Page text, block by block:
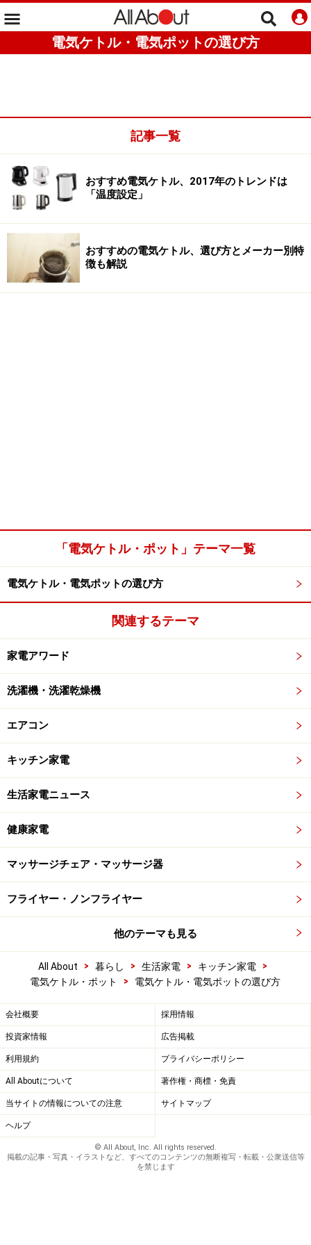
電気ケトル・電気ポットの選び方
記事一覧
おすすめ電気ケトル、2017年のトレンドは
「温度設定」
おすすめの電気ケトル、選び方とメーカー別特
徴も解説
「電気ケトル・ポット」テーマ一覧
電気ケトル・電気ポットの選び方
関連するテーマ
家電アワード
洗濯機・洗濯乾燥機
エアコン
キッチン家電
生活家電ニュース
健康家電
マッサージチェア・マッサージ器
フライヤー・ノンフライヤー
他のテーマも見る
All About > 暮らし > 生活家電 > キッチン家電
>
電気ケトル・ポット
> 電気ケトル・電気ポットの選び方
会社概要 採用情報
投資家情報 広告掲載
利用規約 プライバシーポリシー
All Aboutについて 著作権・商標・免責
当サイトの情報についての注意 サイトマップ
ヘルプ
© All About, Inc. All rights reserved.
掲載の記事・写真・イラストなど、すべてのコンテンツの無断複写・転載・公衆送信等
を禁じます